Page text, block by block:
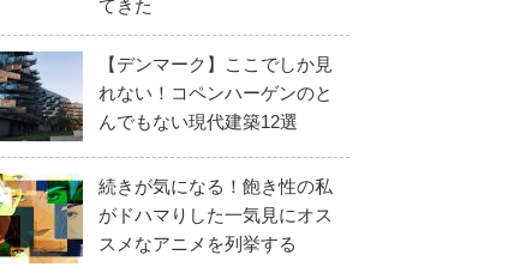
てきた
【デンマーク】ここでしか見
れない！コペンハーゲンのと
んでもない現代建築12選
続きが気になる！飽き性の私
がドハマりした一気見にオス
スメなアニメを列挙する